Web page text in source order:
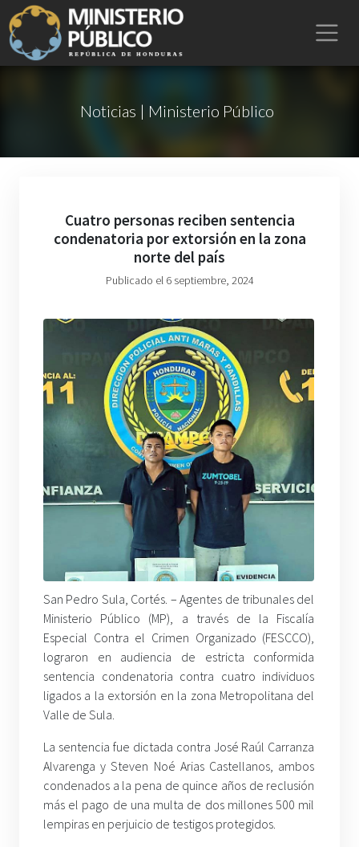
Noticias | Ministerio Público
Cuatro personas reciben sentencia
condenatoria por extorsión en la zona
norte del país
Publicado el 6 septiembre, 2024
San Pedro Sula, Cortés. – Agentes de tribunales del
Ministerio Público (MP), a través de la Fiscalía
Especial Contra el Crimen Organizado (FESCCO),
lograron en audiencia de estricta conformida
sentencia condenatoria contra cuatro individuos
ligados a la extorsión en la zona Metropolitana del
Valle de Sula.
La sentencia fue dictada contra José Raúl Carranza
Alvarenga y Steven Noé Arias Castellanos, ambos
condenados a la pena de quince años de reclusión
más el pago de una multa de dos millones 500 mil
lempiras en perjuicio de testigos protegidos.